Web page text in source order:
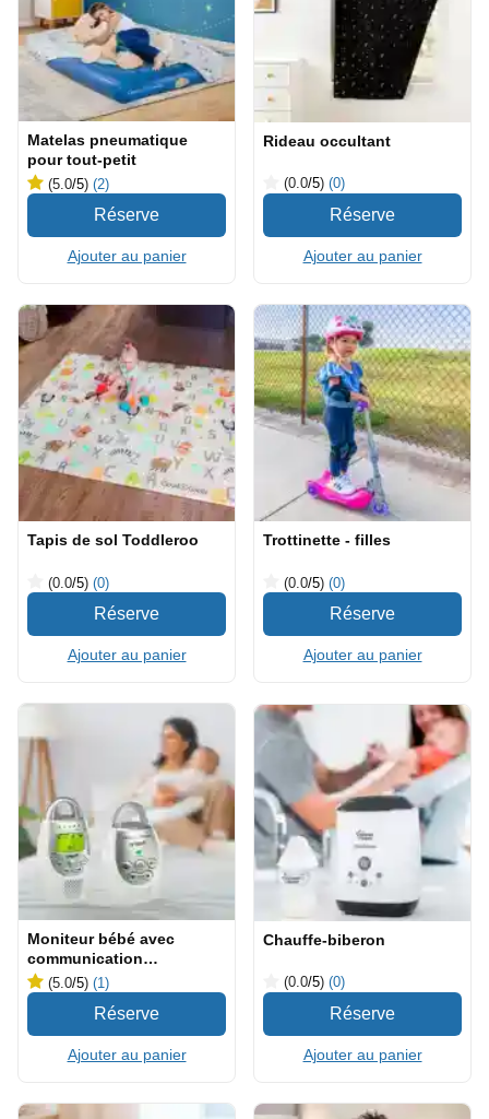
Matelas pneumatique
pour tout-petit
(5.0/5) (2)
Ajouter au panier
Rideau occultant
(0.0/5) (0)
Ajouter au panier
Tapis de sol Toddleroo
(0.0/5) (0)
Ajouter au panier
Trottinette - filles
(0.0/5) (0)
Ajouter au panier
Moniteur bébé avec
communication
bidirectionnelle
(5.0/5) (1)
Ajouter au panier
Chauffe-biberon
(0.0/5) (0)
Ajouter au panier